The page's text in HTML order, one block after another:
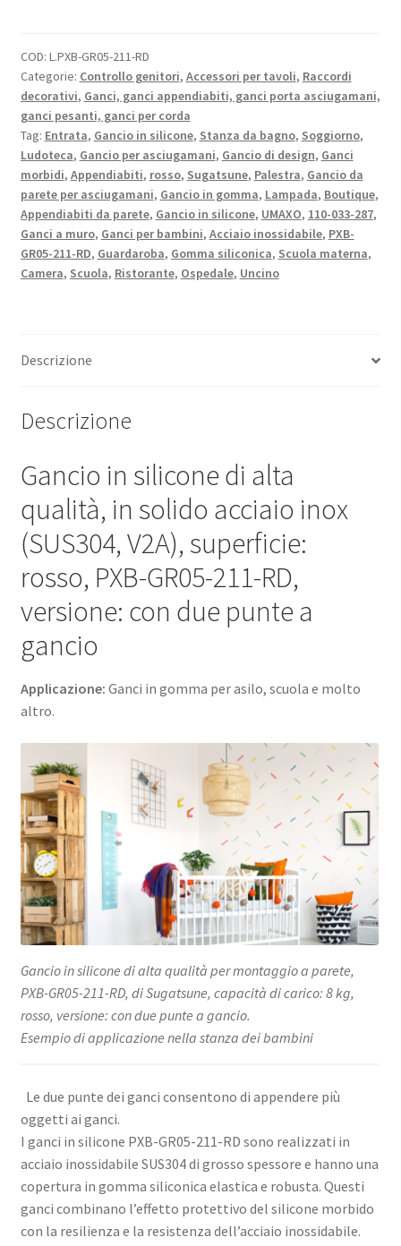
qualità
per
il
montaggio
a
parete,
in
solido
acciaio
inox,
8
rosso,
con
due
punte
a
gancio,
PXB-
211-
RD.
Ganci
in
gomma
scuola
e
molto
altro,
di
Sugatsune
/
LAMP®
quantità
COD: L.PXB-GR05-211-RD
Categorie: Controllo genitori, Accessori per tavoli, Raccordi
decorativi, Ganci, ganci appendiabiti, ganci porta asciugamani,
ganci pesanti, ganci per corda
Tag: Entrata, Gancio in silicone, Stanza da bagno, Soggiorno,
Ludoteca, Gancio per asciugamani, Gancio di design, Ganci
morbidi, Appendiabiti, rosso, Sugatsune, Palestra, Gancio da
parete per asciugamani, Gancio in gomma, Lampada, Boutique,
Appendiabiti da parete, Gancio in silicone, UMAXO, 110-033-287,
Ganci a muro, Ganci per bambini, Acciaio inossidabile, PXB-
GR05-211-RD, Guardaroba, Gomma siliconica, Scuola materna,
Camera, Scuola, Ristorante, Ospedale, Uncino
Descrizione
Descrizione
Gancio in silicone di alta
qualità, in solido acciaio inox
(SUS304, V2A), superficie:
rosso, PXB-GR05-211-RD,
versione: con due punte a
gancio
Applicazione: Ganci in gomma per asilo, scuola e molto
altro.
Gancio in silicone di alta qualità per montaggio a parete,
PXB-GR05-211-RD, di Sugatsune, capacità di carico: 8 kg,
rosso, versione: con due punte a gancio.
Esempio di applicazione nella stanza dei bambini
Le due punte dei ganci consentono di appendere più
oggetti ai ganci.
I ganci in silicone PXB-GR05-211-RD sono realizzati in
acciaio inossidabile SUS304 di grosso spessore e hanno una
copertura in gomma siliconica elastica e robusta. Questi
ganci combinano l’effetto protettivo del silicone morbido
con la resilienza e la resistenza dell’acciaio inossidabile.